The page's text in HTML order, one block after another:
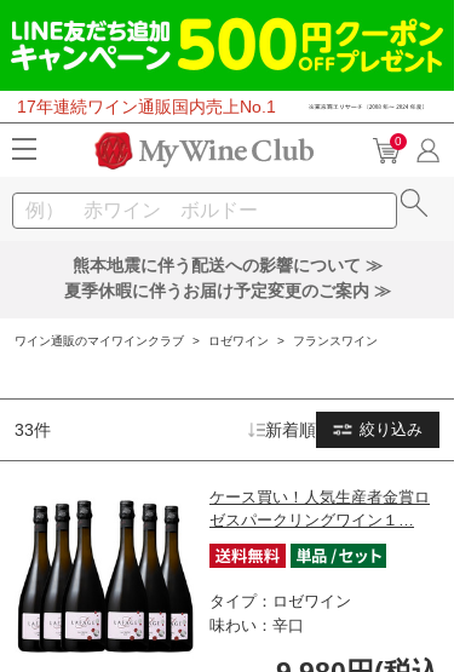
17年連続ワイン通販国内売上No.1
0
熊本地震に伴う配送への影響について ≫
夏季休暇に伴うお届け予定変更のご案内 ≫
ワイン通販のマイワインクラブ > ロゼワイン > フランスワイン
33件 絞り込み
新着順
ケース買い！人気生産者金賞ロ
ゼスパークリングワイン１…
タイプ：ロゼワイン
味わい：辛口